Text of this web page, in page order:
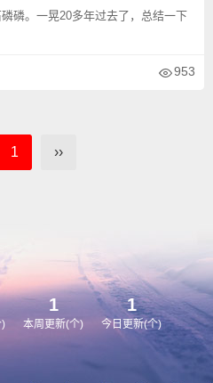
磷。一晃20多年过去了，总结一下
953
1 ››
)
1
本周更新(个)
1
今日更新(个)